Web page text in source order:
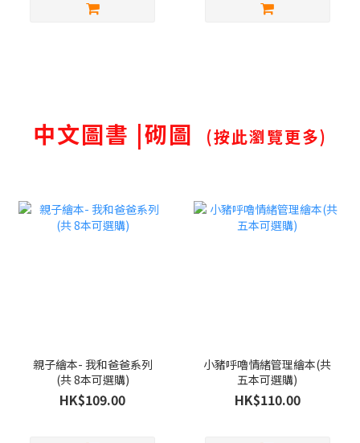
中文圖書 |砌圖 (按此瀏覽更多)
親子繪本- 我和爸爸系列
(共 8本可選購)
HK$109.00
小豬呼嚕情緒管理繪本(共
五本可選購)
HK$110.00